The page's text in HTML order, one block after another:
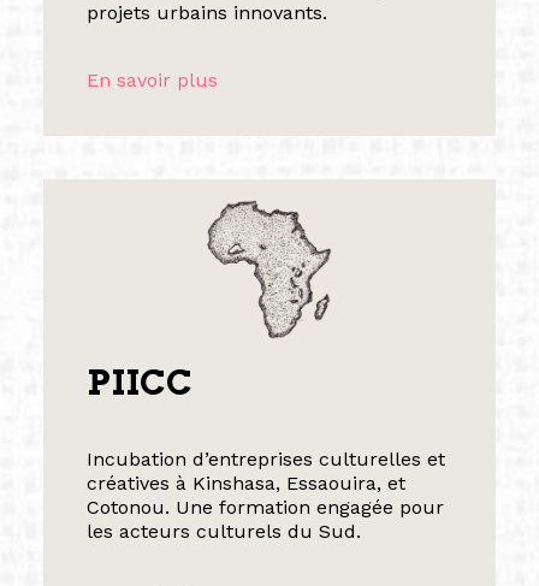
projets urbains innovants.
En savoir plus
PIICC
Incubation d’entreprises culturelles et
créatives à Kinshasa, Essaouira, et
Cotonou. Une formation engagée pour
les acteurs culturels du Sud.